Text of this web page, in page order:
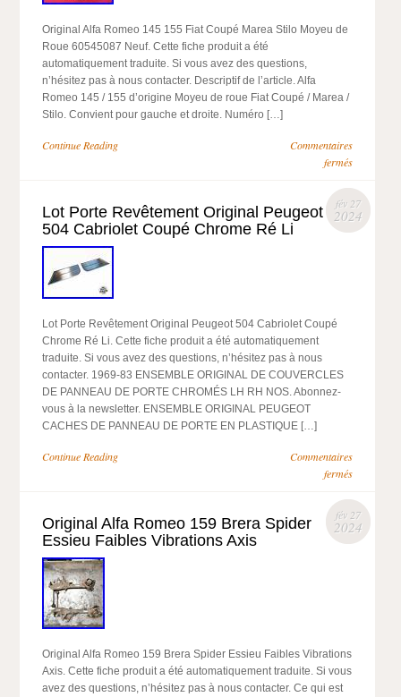
Original Alfa Romeo 145 155 Fiat Coupé Marea Stilo Moyeu de
Roue 60545087 Neuf. Cette fiche produit a été
automatiquement traduite. Si vous avez des questions,
n’hésitez pas à nous contacter. Descriptif de l’article. Alfa
Romeo 145 / 155 d’origine Moyeu de roue Fiat Coupé / Marea /
Stilo. Convient pour gauche et droite. Numéro […]
Continue Reading
Commentaires
fermés
fév 27
2024
Lot Porte Revêtement Original Peugeot
504 Cabriolet Coupé Chrome Ré Li
Lot Porte Revêtement Original Peugeot 504 Cabriolet Coupé
Chrome Ré Li. Cette fiche produit a été automatiquement
traduite. Si vous avez des questions, n’hésitez pas à nous
contacter. 1969-83 ENSEMBLE ORIGINAL DE COUVERCLES
DE PANNEAU DE PORTE CHROMÉS LH RH NOS. Abonnez-
vous à la newsletter. ENSEMBLE ORIGINAL PEUGEOT
CACHES DE PANNEAU DE PORTE EN PLASTIQUE […]
Continue Reading
Commentaires
fermés
fév 27
2024
Original Alfa Romeo 159 Brera Spider
Essieu Faibles Vibrations Axis
Original Alfa Romeo 159 Brera Spider Essieu Faibles Vibrations
Axis. Cette fiche produit a été automatiquement traduite. Si vous
avez des questions, n’hésitez pas à nous contacter. Ce qui est